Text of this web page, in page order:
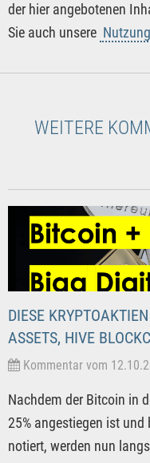
der hier angebotenen
Sie auch unsere
WEITERE
DIESE
ASSETS, HIVE
Kommentar vom
Nachdem der Bitcoin in
25% angestiegen ist und
notiert, werden nun